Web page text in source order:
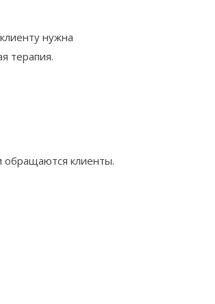
нужна
терапия.
обращаются клиенты.